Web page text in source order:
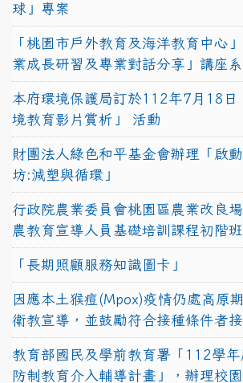
球」專案
「桃園市戶外教育及海洋教育中心
業成長研習及專業對話分享」講座
本府環境保護局訂於112年7月18日
境教育影片賞析」 活動
財團法人綠色和平基金會辦理「啟
坊:減塑與循環」
行政院農業委員會桃園區農業改良
農教育宣導人員基礎培訓課程初階班
「長期照顧服務知識圖卡」
因應本土猴痘(Mpox)疫情仍處高原
衛教宣導，並鼓勵符合接種條件者
教育部國民及學前教育署「112學
防制教育介入輔導計畫」，辦理校